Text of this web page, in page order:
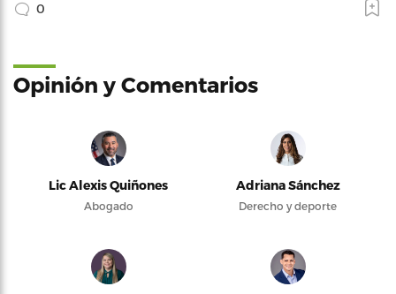
0
Opinión y Comentarios
Lic Alexis Quiñones
Abogado
Adriana Sánchez
Derecho y deporte